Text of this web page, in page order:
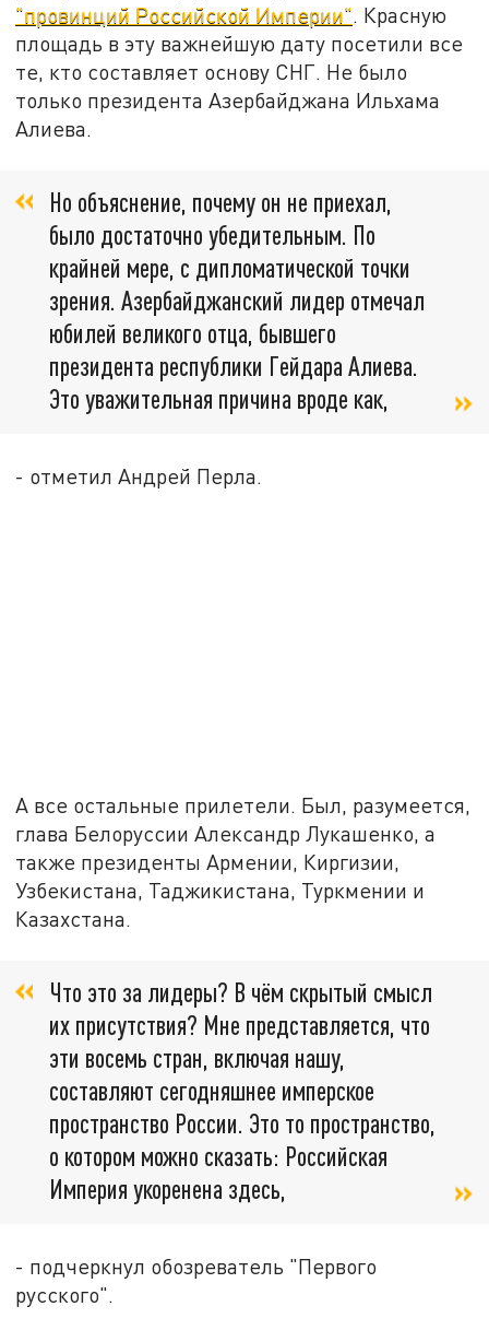
"провинций Российской Империи". Красную
площадь в эту важнейшую дату посетили все
те, кто составляет основу СНГ. Не было
только президента Азербайджана Ильхама
Алиева.
Но объяснение, почему он не приехал,
было достаточно убедительным. По
крайней мере, с дипломатической точки
зрения. Азербайджанский лидер отмечал
юбилей великого отца, бывшего
президента республики Гейдара Алиева.
Это уважительная причина вроде как,
- отметил Андрей Перла.
А все остальные прилетели. Был, разумеется,
глава Белоруссии Александр Лукашенко, а
также президенты Армении, Киргизии,
Узбекистана, Таджикистана, Туркмении и
Казахстана.
Что это за лидеры? В чём скрытый смысл
их присутствия? Мне представляется, что
эти восемь стран, включая нашу,
составляют сегодняшнее имперское
пространство России. Это то пространство,
о котором можно сказать: Российская
Империя укоренена здесь,
- подчеркнул обозреватель "Первого
русского".